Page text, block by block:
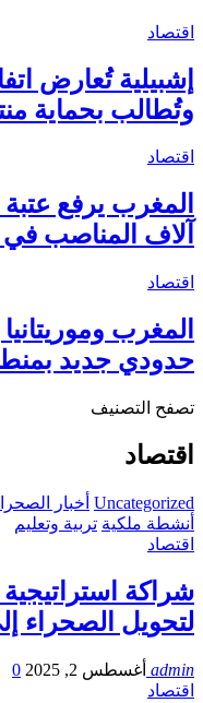
اقتصاد
إشبيلية تُعارض
وتُطالب بحماية
اقتصاد
المغرب يرفع
آلاف المناصب
اقتصاد
المغرب وموريتانيا
حدودي جديد
تصفح التصنيف
اقتصاد
Uncategorized أخبار
أنشطة ملكية تربية وتعليم
اقتصاد
شراكة استراتيجية
لتحويل
admin أغسطس 2, 2025
0
اقتصاد